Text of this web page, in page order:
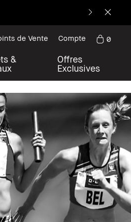
&
Offres
Exclusives
de Vente Compte 0